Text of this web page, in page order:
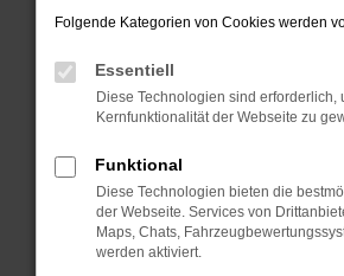
Manche Erweiterungen, wie
können das Laden bestimmter
verhindern. Funktioniert die
Fenster?
Starte dein Gerät neu.
Das kann manchmal helfen,
Probleme zu beheben.
Folgende Kategorien von Cookies werden
Essentiell
Diese Technologien sind erforderlich,
Kernfunktionalität der Webseite zu
Funktional
Diese Technologien bieten die
der Webseite. Services von
Maps, Chats,
werden aktiviert.